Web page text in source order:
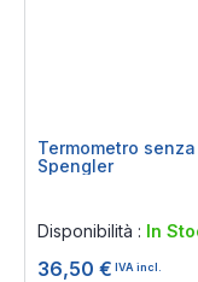
Termometro
Spengler
Disponibilità : In
36,50 € IVA incl.